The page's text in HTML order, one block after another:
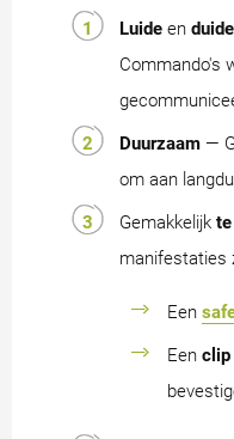
Luide en
Commando's
Duurzaam —
om aan
Gemakkelijk
manifestaties
Een
Een clip